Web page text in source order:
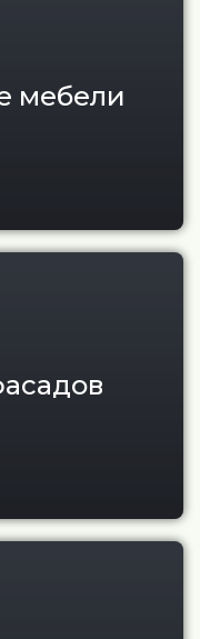
мебели
навесного
мокрого фасада под